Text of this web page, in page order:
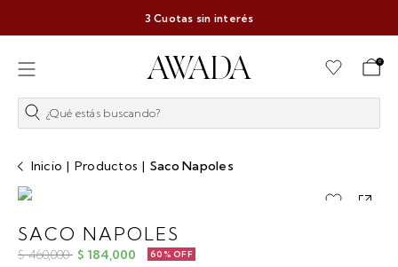
3 Cuotas sin interés
0
¿Qué estás buscando?
Inicio | Productos | Saco Napoles
SACO NAPOLES
$ 460,000 $ 184,000 60% OFF